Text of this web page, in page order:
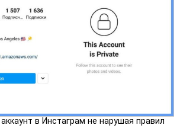
в Инстаграм не нарушая правил